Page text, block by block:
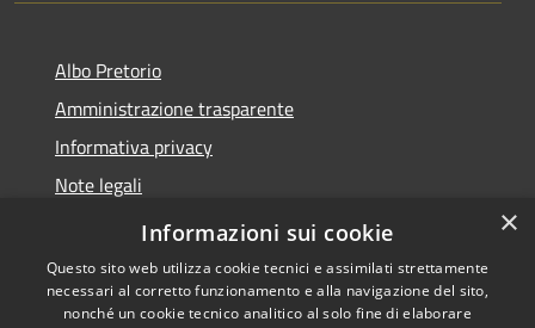
Albo Pretorio
Amministrazione trasparente
Informativa privacy
Note legali
Dichiarazione di accessibilità
×
Informazioni sui cookie
Questo sito web utilizza cookie tecnici e assimilati strettamente
necessari al corretto funzionamento e alla navigazione del sito,
nonché un cookie tecnico analitico al solo fine di elaborare